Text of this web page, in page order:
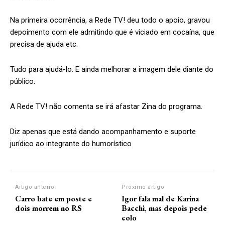
Na primeira ocorrência, a Rede TV! deu todo o apoio, gravou
depoimento com ele admitindo que é viciado em cocaína, que
precisa de ajuda etc.
Tudo para ajudá-lo. E ainda melhorar a imagem dele diante do
público.
A Rede TV! não comenta se irá afastar Zina do programa.
Diz apenas que está dando acompanhamento e suporte
jurídico ao integrante do humorístico
Artigo anterior
Carro bate em poste e
dois morrem no RS
Próximo artigo
Igor fala mal de Karina
Bacchi, mas depois pede
colo